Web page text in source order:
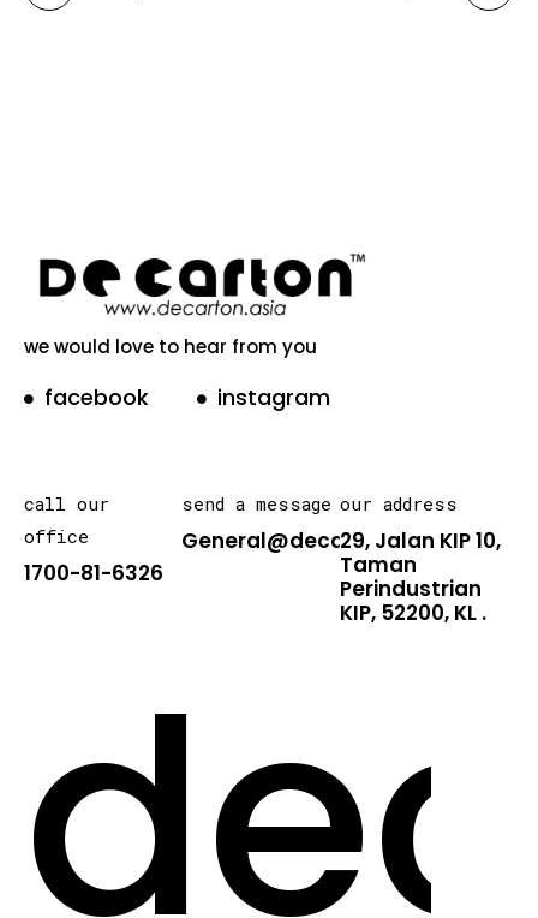
we would love to hear from you
facebook instagram
call our
office
1700-81-6326
send a message
General@decarton.asia
our address
29, Jalan KIP 10,
Taman
Perindustrian
KIP, 52200, KL .